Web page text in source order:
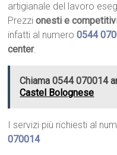
artigianale del lavoro
Prezzionesti e
infatti al numero0544
center.
Chiama 0544 070014
Castel Bolognese
I servizi più richiesti al
070014